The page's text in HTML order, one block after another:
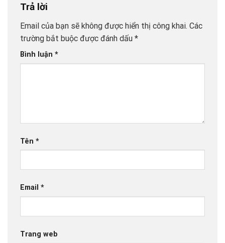
Trả lời
Email của bạn sẽ không được hiển thị công khai. Các
trường bắt buộc được đánh dấu *
Bình luận *
Tên *
Email *
Trang web